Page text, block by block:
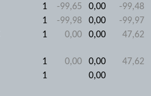
1 -99,65 0,00
-99,48
1 -99,98 0,00
-99,97
1 0,00 0,00 47,62
1 0,00 0,00
47,62
1 0,00